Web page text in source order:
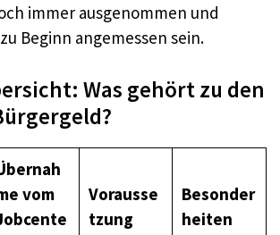
immer ausgenommen und
Beginn angemessen sein.
Was gehört zu den
vom
Vorausse
tzung
Besonder
heiten